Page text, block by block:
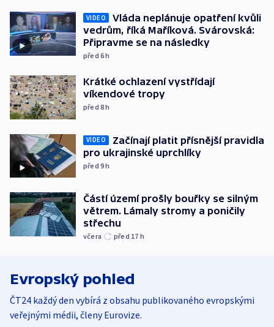
VIDEO
Vláda neplánuje opatření kvůli
vedrům, říká Maříková. Svárovská:
Připravme se na následky
před 6h
Krátké ochlazení vystřídají
víkendové tropy
před 8h
VIDEO
Začínají platit přísnější pravidla
pro ukrajinské uprchlíky
před 9h
Částí území prošly bouřky se silným
větrem. Lámaly stromy a poničily
střechu
včera před 17 h
Evropský pohled
ČT24 každý den vybírá z obsahu publikovaného evropskými
veřejnými médii, členy Eurovize.